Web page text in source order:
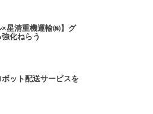
×星清重機運輸㈱】グ
化ねらう
ット配送サービスを